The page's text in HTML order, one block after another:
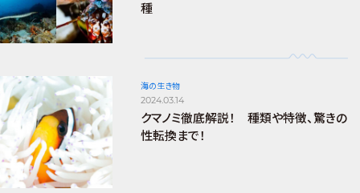
種
海の生き物
2024.03.14
クマノミ徹底解説！ 種類や特徴、驚きの
性転換まで！